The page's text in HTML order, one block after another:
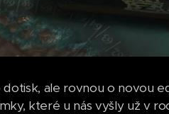
dotisk, ale rovnou o novou
které u nás vyšly už v